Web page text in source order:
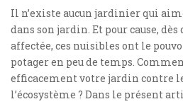
Il n’existe aucun jardinier qui
dans son jardin. Et pour cause, dès
affectée, ces nuisibles ont le
potager en peu de temps.
efficacement votre jardin contre
l’écosystème ? Dans le présent